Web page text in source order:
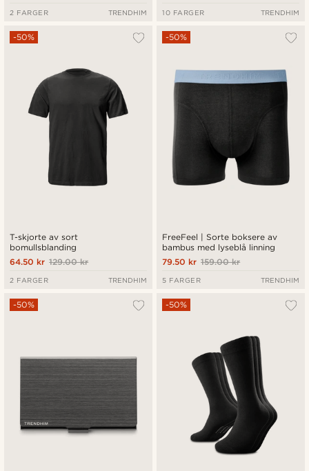
2 FARGER TRENDHIM 10 FARGER TRENDHIM
T-skjorte av sort
bomullsblanding
-50%
129.00 kr
64.50 kr
2 FARGER TRENDHIM
FreeFeel | Sorte boksere av
bambus med lyseblå linning
-50%
159.00 kr
79.50 kr
5 FARGER TRENDHIM
-50% -50%